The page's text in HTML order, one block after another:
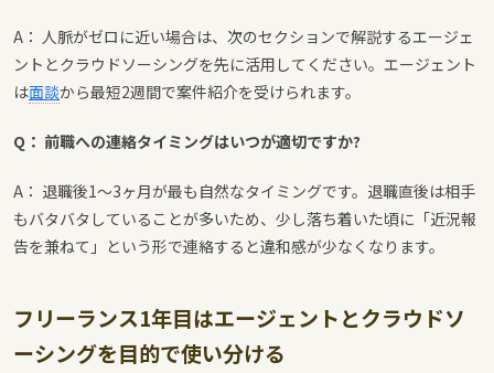
A： 人脈がゼロに近い場合は、次のセクションで解説するエージェ
ントとクラウドソーシングを先に活用してください。エージェント
は面談から最短2週間で案件紹介を受けられます。
Q： 前職への連絡タイミングはいつが適切ですか?
A： 退職後1〜3ヶ月が最も自然なタイミングです。退職直後は相手
もバタバタしていることが多いため、少し落ち着いた頃に「近況報
告を兼ねて」という形で連絡すると違和感が少なくなります。
フリーランス1年目はエージェントとクラウドソ
ーシングを目的で使い分ける